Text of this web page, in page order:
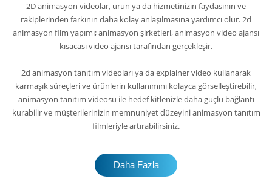
2D animasyon videolar, ürün ya da hizmetinizin faydasının ve
rakiplerinden farkının daha kolay anlaşılmasına yardımcı olur. 2d
animasyon film yapımı; animasyon şirketleri, animasyon video ajansı
kısacası video ajansı tarafından gerçekleşir.
2d animasyon tanıtım videoları ya da explainer video kullanarak
karmaşık süreçleri ve ürünlerin kullanımını kolayca görselleştirebilir,
animasyon tanıtım videosu ile hedef kitlenizle daha güçlü bağlantı
kurabilir ve müşterilerinizin memnuniyet düzeyini animasyon tanıtım
filmleriyle artırabilirsiniz.
Daha Fazla